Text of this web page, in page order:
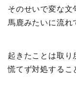
そのせいで変な文
馬鹿みたいに流れ
起きたことは取り
慌てず対処するこ